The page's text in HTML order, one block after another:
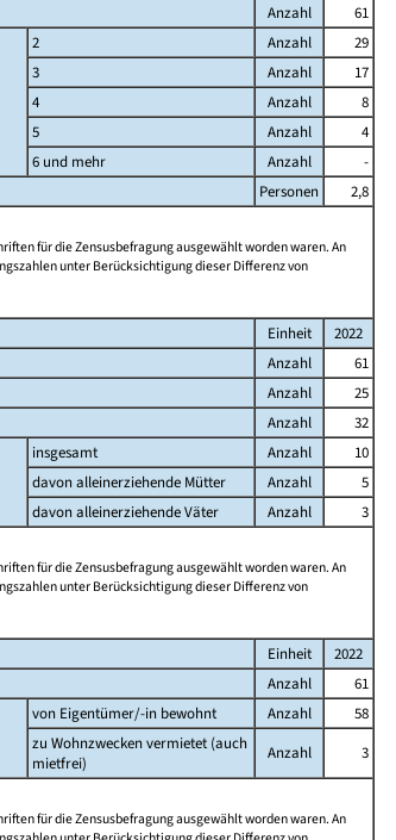
Anzahl
61
2 Anzahl
29
3
Anzahl
17
4
Anzahl
8
5
Anzahl
4
6 und mehr
Anzahl
-
Personen
2,8
für die Zensusbefragung ausgewählt worden waren. An
unter Berücksichtigung dieser Differenz von
Einheit
2022
Anzahl
61
Anzahl
25
Anzahl
32
insgesamt Anzahl
10
davon alleinerziehende Mütter
Anzahl
5
davon alleinerziehende Väter
Anzahl
3
für die Zensusbefragung ausgewählt worden waren. An
unter Berücksichtigung dieser Differenz von
Einheit
2022
Anzahl
61
von Eigentümer/-in bewohnt Anzahl
58
zu Wohnzwecken vermietet (auch
mietfrei)
Anzahl
3
für die Zensusbefragung ausgewählt worden waren. An